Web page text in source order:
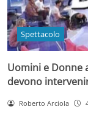
Spettacolo
Uomini e Donne
devono
Roberto Arciola